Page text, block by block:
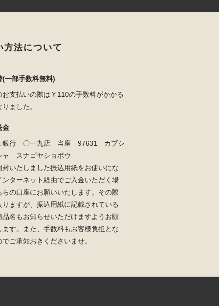
方法について
(一部手数料無料)
お支払いの際は￥110の手数料がかかる
ました。
金
銀行 〇一九店 当座 97631 カブシ
ャ スナゴヤショボウ
封いたしました振込用紙をお使いにな
ンターネット経由でご入金いただく場
らの口座にお願いいたします。その際
りますが、振込用紙に記載されている
品名もお知らせいただけますようお願
ます。また、手数料もお客様負担とな
でご承知おきくださいませ。